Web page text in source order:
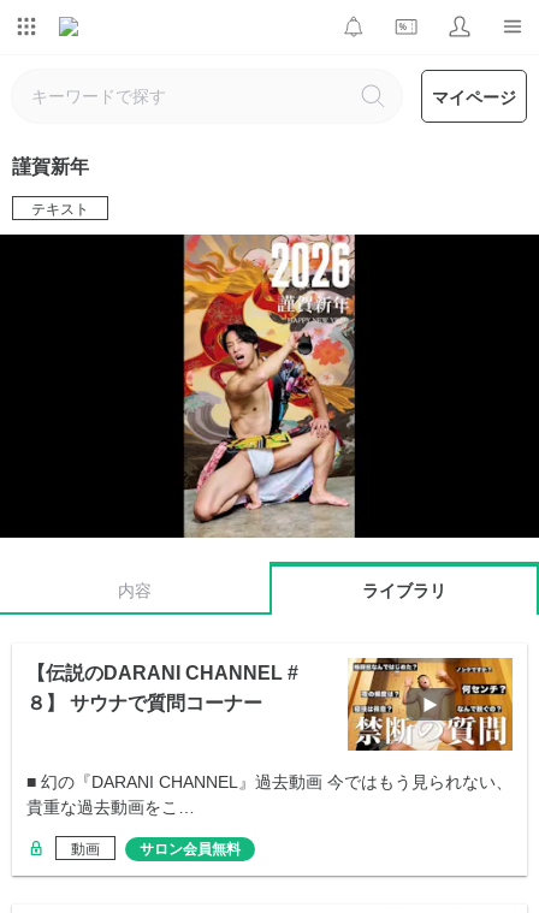
マイページ
謹賀新年
テキスト
内容 ライブラリ
【伝説のDARANI CHANNEL #
８】 サウナで質問コーナー
■ 幻の『DARANI CHANNEL』過去動画 今ではもう見られない、
貴重な過去動画をこ…
動画 サロン会員無料